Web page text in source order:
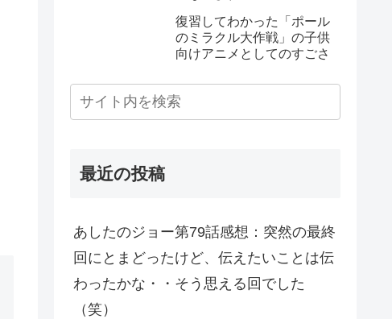
復習してわかった「ポール
のミラクル大作戦」の子供
向けアニメとしてのすごさ
最近の投稿
あしたのジョー第79話感想：突然の最終
回にとまどったけど、伝えたいことは伝
わったかな・・そう思える回でした
（笑）